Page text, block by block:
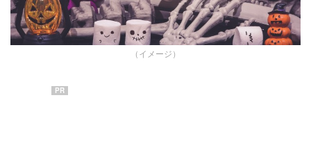
（イメージ）
PR